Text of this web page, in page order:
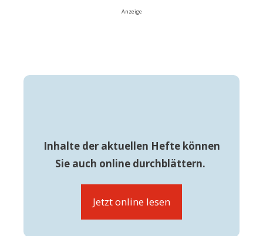
Anzeige
Inhalte der aktuellen Hefte können
Sie auch online durchblättern.
Jetzt online lesen